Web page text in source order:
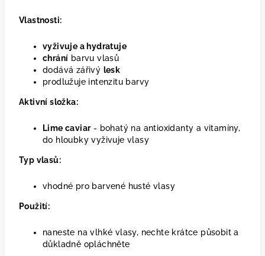
Vlastnosti:
vyživuje a hydratuje
chrání barvu vlasů
dodává zářivý lesk
prodlužuje intenzitu barvy
Aktivní složka:
Lime caviar- bohatý na antioxidanty a vitamíny,
do hloubky vyživuje vlasy
Typ vlasů:
vhodné pro barvené husté vlasy
Použití:
naneste na vlhké vlasy, nechte krátce působit a
důkladně opláchněte